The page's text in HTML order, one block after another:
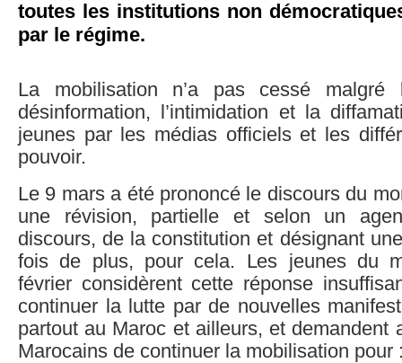
toutes les institutions non
par le régime.
La mobilisation n’a pas cessé malgré
désinformation, l’intimidation et la
jeunes par les médias officiels et les
pouvoir.
Le 9 mars a été prononcé le discours du
une révision, partielle et selon un
discours, de la constitution et désignant
fois de plus, pour cela. Les jeunes du
février considèrent cette réponse
continuer la lutte par de nouvelles
partout au Maroc et ailleurs, et demandent
Marocains de continuer la mobilisation pour